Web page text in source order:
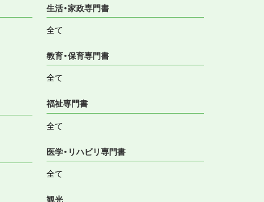
生活・家政専門書
全て
教育・保育専門書
全て
福祉専門書
全て
医学・リハビリ専門書
全て
観光